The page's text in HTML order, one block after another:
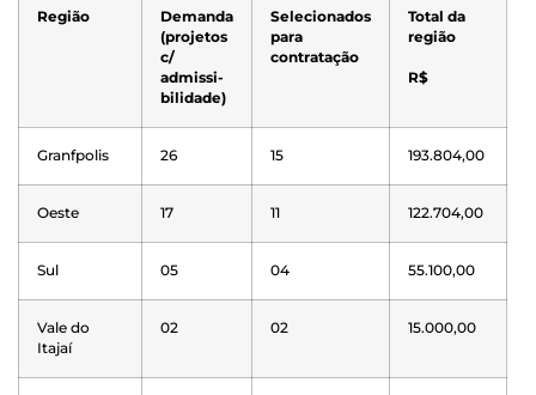
Região
Demanda
(projetos
c/
admissi-
bilidade)
Selecionados
para
contratação
Total da
região
R$
Granfpolis 26 15 193.804,00
Oeste 17 11 122.704,00
Sul 05 04 55.100,00
Vale do
Itajaí
02 02 15.000,00